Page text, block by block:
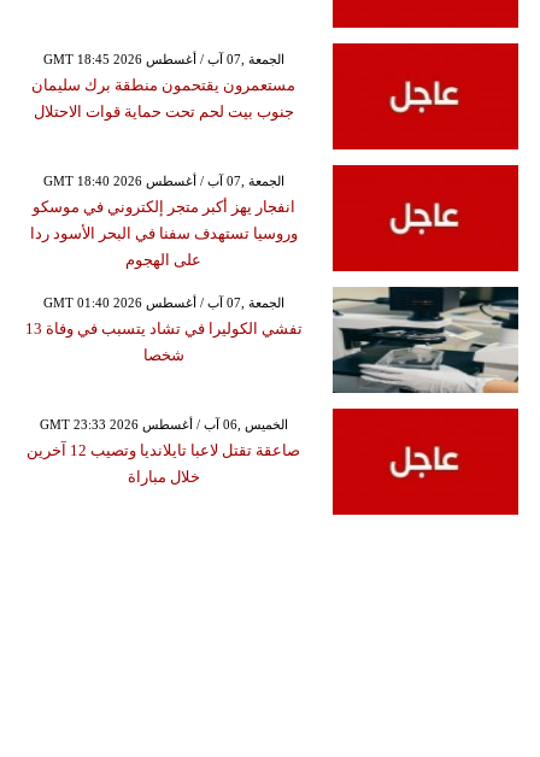
GMT 18:45 2026 الجمعة ,07 آب / أغسطس
مستعمرون يقتحمون منطقة برك سليمان
جنوب بيت لحم تحت حماية قوات الاحتلال
GMT 18:40 2026 الجمعة ,07 آب / أغسطس
انفجار يهز أكبر متجر إلكتروني في موسكو
وروسيا تستهدف سفنا في البحر الأسود ردا
على الهجوم
GMT 01:40 2026 الجمعة ,07 آب / أغسطس
تفشي الكوليرا في تشاد يتسبب في وفاة 13
شخصا
GMT 23:33 2026 الخميس ,06 آب / أغسطس
صاعقة تقتل لاعبا تايلانديا وتصيب 12 آخرين
خلال مباراة